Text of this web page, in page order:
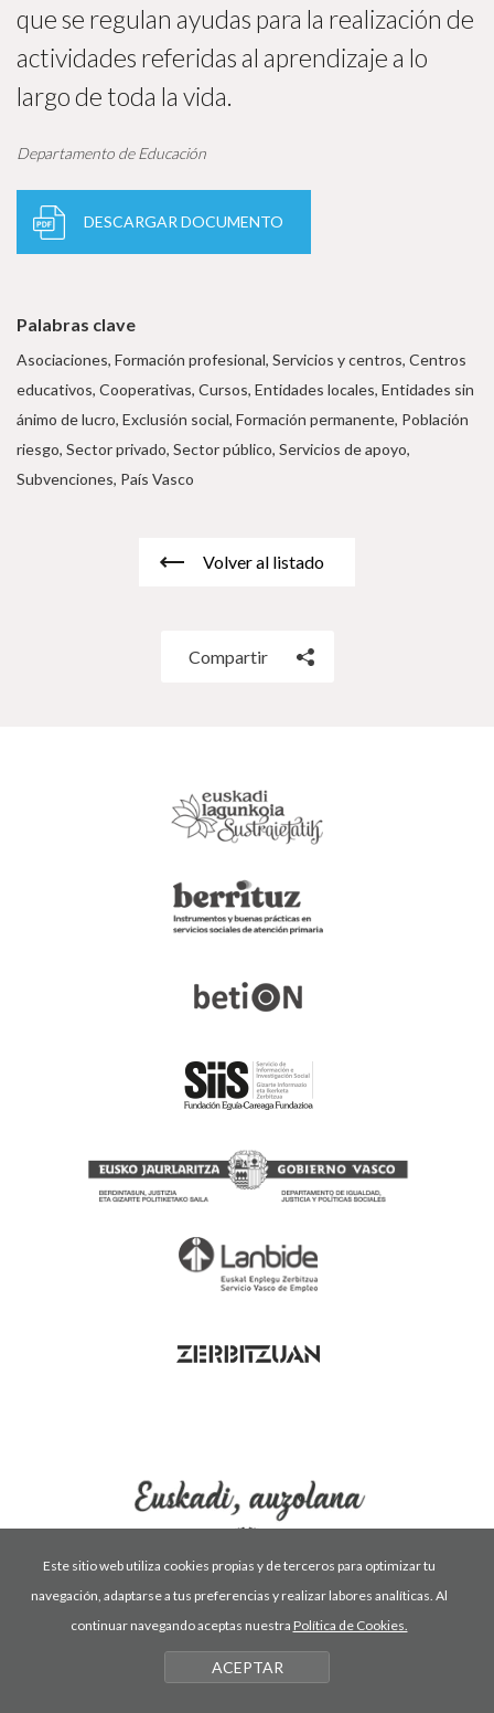
que se regulan ayudas para la realización de
actividades referidas al aprendizaje a lo
largo de toda la vida.
Departamento de Educación
DESCARGAR DOCUMENTO
Palabras clave
Asociaciones, Formación profesional, Servicios y centros, Centros
educativos, Cooperativas, Cursos, Entidades locales, Entidades sin
ánimo de lucro, Exclusión social, Formación permanente, Población
riesgo, Sector privado, Sector público, Servicios de apoyo,
Subvenciones, País Vasco
Volver al listado
Compartir
Condiciones de uso
Política de privacidad
Política de cookies
Este sitio web utiliza cookies propias y de terceros para optimizar tu
navegación, adaptarse a tus preferencias y realizar labores analíticas. Al
continuar navegando aceptas nuestra Política de Cookies.
ACEPTAR